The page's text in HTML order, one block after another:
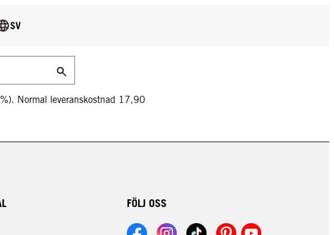
Normal leveranskostnad 17,90
SV
FÖLJ OSS